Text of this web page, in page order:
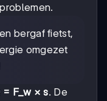
bergaf fietst,
omgezet
= F_w × s. De